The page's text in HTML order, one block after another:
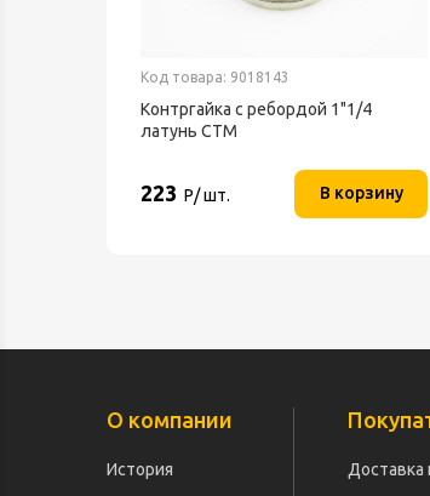
Код товара: 9018143
Контргайка с ребордой 1"1/4
латунь CTM
223 Р/ шт. В корзину
О компании
История
Доставка